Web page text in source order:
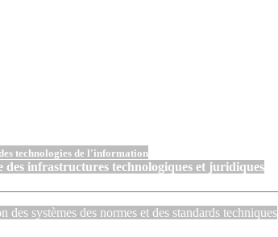
technologies de l'information
infrastructures technologiques et juridiques
des systèmes des normes et des standards techniques